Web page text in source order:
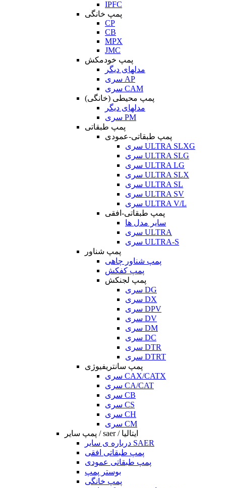
IPFC
پمپ خانگی
CP
CB
MPX
JMC
پمپ خودمکش
مدلهای دیگر
سری AP
سری CAM
پمپ محیطی (خانگی)
مدلهای دیگر
سری PM
پمپ طبقاتی
پمپ طبقاتی-عمودی
سری ULTRA SLXG
سری ULTRA SLG
سری ULTRA LG
سری ULTRA SLX
سری ULTRA SL
سری ULTRA SV
سری ULTRA V/L
پمپ طبقاتی-افقی
سایر مدل ها
سری ULTRA
سری ULTRA-S
پمپ شناور
پمپ شناور چاهی
پمپ کفکش
پمپ لجنکش
سری DG
سری DX
سری DPV
سری DV
سری DM
سری DC
سری DTR
سری DTRT
پمپ سانتریفیوژی
سری CAX/CATX
سری CA/CAT
سری CB
سری CS
سری CH
سری CM
پمپ سایر / saer / ایتالیا
درباره ی سایر SAER
پمپ طبقاتی افقی
پمپ طبقاتی عمودی
بوستر پمپ
پمپ خانگی